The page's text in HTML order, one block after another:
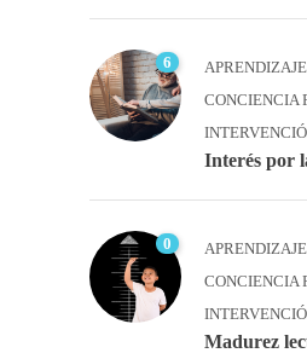
6
CONCIENCIA
Interés por
0
CONCIENCIA
Madurez